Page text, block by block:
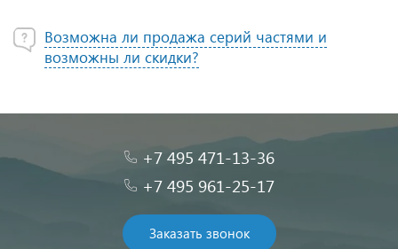
Возможна ли продажа серий частями и
возможны ли скидки?
+7 495 471-13-36
+7 495 961-25-17
Заказать звонок